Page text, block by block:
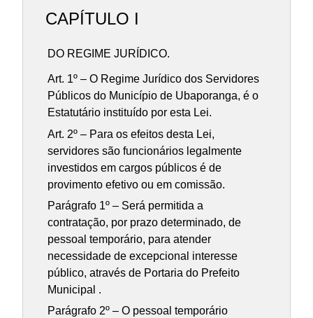
CAPÍTULO I
DO REGIME JURÍDICO.
Art. 1º – O Regime Jurídico dos Servidores
Públicos do Município de Ubaporanga, é o
Estatutário instituído por esta Lei.
Art. 2º – Para os efeitos desta Lei,
servidores são funcionários legalmente
investidos em cargos públicos é de
provimento efetivo ou em comissão.
Parágrafo 1º – Será permitida a
contratação, por prazo determinado, de
pessoal temporário, para atender
necessidade de excepcional interesse
público, através de Portaria do Prefeito
Municipal .
Parágrafo 2º – O pessoal temporário